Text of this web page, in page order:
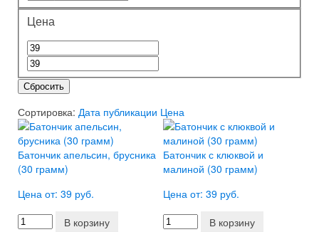
Цена
Сбросить
Сортировка: Дата публикации Цена
Батончик апельсин, брусника
(30 грамм)
Цена от: 39 руб.
В корзину
Батончик с клюквой и
малиной (30 грамм)
Цена от: 39 руб.
В корзину